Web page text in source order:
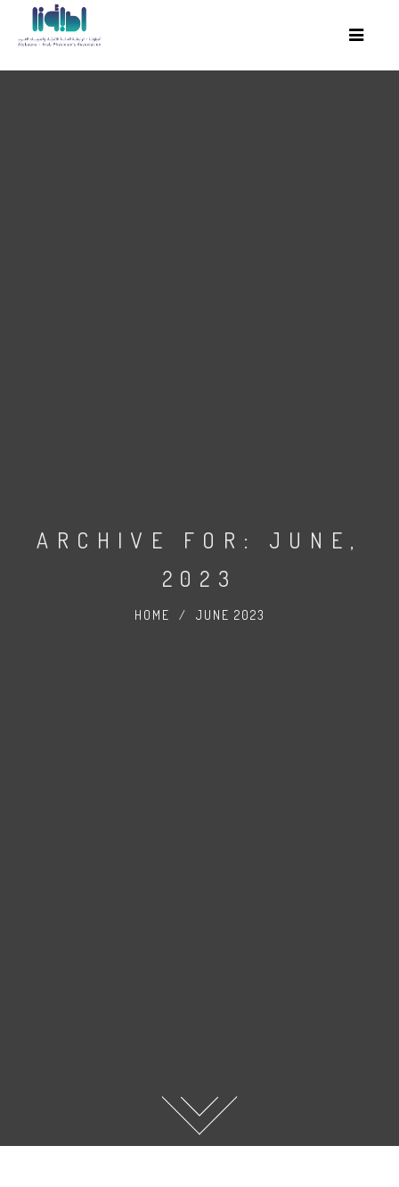
ARCHIVE FOR: JUNE,
2023
HOME / JUNE 2023